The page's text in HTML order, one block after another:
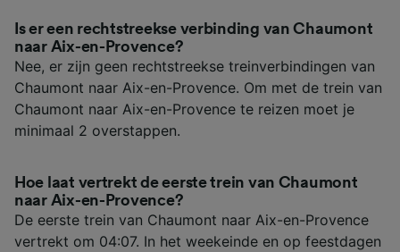
Is er een rechtstreekse verbinding van Chaumont
naar Aix-en-Provence?
Nee, er zijn geen rechtstreekse treinverbindingen van
Chaumont naar Aix-en-Provence. Om met de trein van
Chaumont naar Aix-en-Provence te reizen moet je
minimaal 2 overstappen.
Hoe laat vertrekt de eerste trein van Chaumont
naar Aix-en-Provence?
De eerste trein van Chaumont naar Aix-en-Provence
vertrekt om 04:07. In het weekeinde en op feestdagen